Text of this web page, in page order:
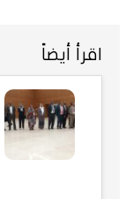
اقرأ أيضاً